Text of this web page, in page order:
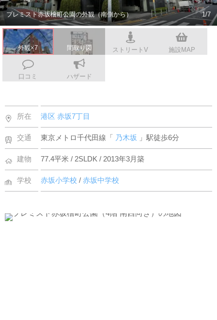
プレミスト赤坂檜町公園の外観（南側から） 1/7
外観×7 間取り図 ストリートV 施設MAP
口コミ ハザード
所在 港区赤坂7丁目
交通 東京メトロ千代田線「 乃木坂 」駅徒歩6分
建物 77.4平米 / 2SLDK / 2013年3月築
学校 赤坂小学校/赤坂中学校